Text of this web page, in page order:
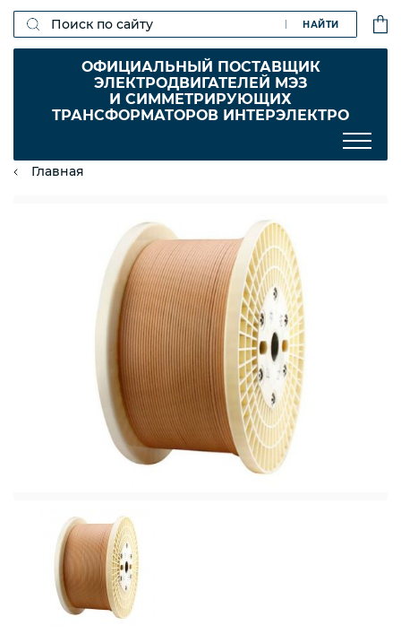
НАЙТИ
ОФИЦИАЛЬНЫЙ ПОСТАВЩИК
ЭЛЕКТРОДВИГАТЕЛЕЙ МЭЗ
И СИММЕТРИРУЮЩИХ
ТРАНСФОРМАТОРОВ ИНТЕРЭЛЕКТРО
Главная